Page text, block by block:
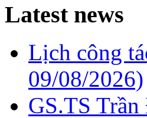
Latest news
Lịch công
09/08/2026)
GS.TS